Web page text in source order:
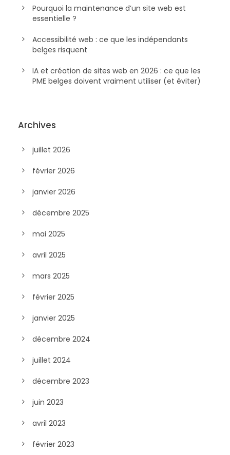
Pourquoi la maintenance d’un site web est
essentielle ?
Accessibilité web : ce que les indépendants
belges risquent
IA et création de sites web en 2026 : ce que les
PME belges doivent vraiment utiliser (et éviter)
Archives
juillet 2026
février 2026
janvier 2026
décembre 2025
mai 2025
avril 2025
mars 2025
février 2025
janvier 2025
décembre 2024
juillet 2024
décembre 2023
juin 2023
avril 2023
février 2023